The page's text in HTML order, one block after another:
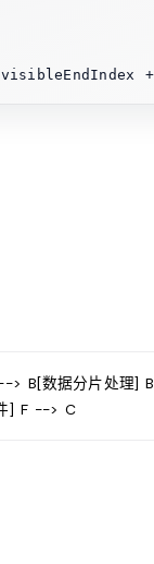
B[数据分片处理]
] F --> C